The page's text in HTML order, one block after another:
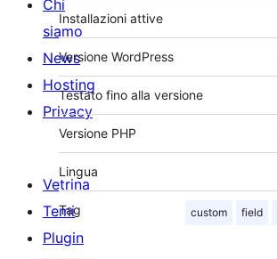
Installazioni attive
Versione WordPress
Testato fino alla versione
Versione PHP
Lingua
Tag custom field
Chi
siamo
News
Hosting
Privacy
Vetrina
Temi
Plugin